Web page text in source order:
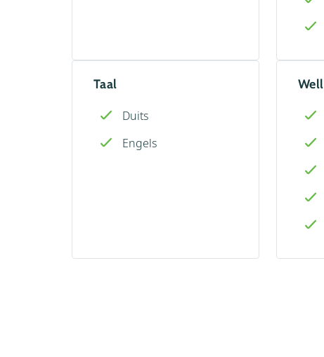
Taal
Duits
Engels